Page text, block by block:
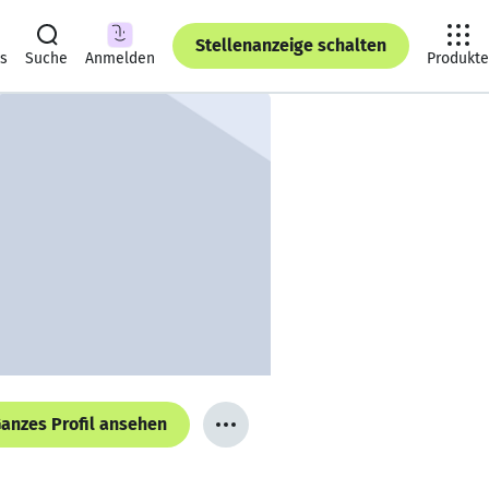
Suche Anmelden
Stellenanzeige schalten
Produkte
Profil ansehen